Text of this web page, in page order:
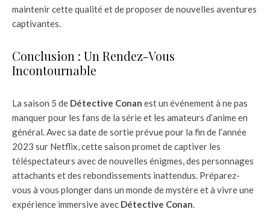
maintenir cette qualité et de proposer de nouvelles aventures
captivantes.
Conclusion : Un Rendez-Vous
Incontournable
La saison 5 de Détective Conan est un événement à ne pas
manquer pour les fans de la série et les amateurs d’anime en
général. Avec sa date de sortie prévue pour la fin de l’année
2023 sur Netflix, cette saison promet de captiver les
téléspectateurs avec de nouvelles énigmes, des personnages
attachants et des rebondissements inattendus. Préparez-
vous à vous plonger dans un monde de mystère et à vivre une
expérience immersive avec Détective Conan.